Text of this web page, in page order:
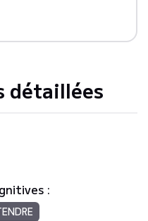
détaillées
: